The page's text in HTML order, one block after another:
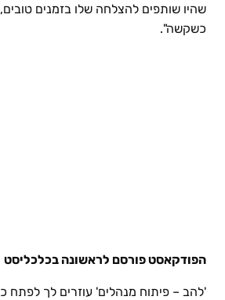
שהיו שותפים להצלחה שלו בזמנים
כשקשה".
הפודקאסט פורסם לראשונה בכלכליסט
'להב – פיתוח מנהלים' עוזרים לך לפתח